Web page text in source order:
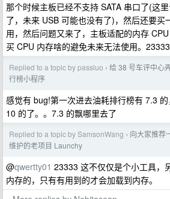
那个时候主板已经不支持 SATA 串口了(这
了，未来 USB 可能也没有了)，然后还要买
用，然后问题又来了，主板适配的内存
买 CPU 内存啥的避免未来无法使用。
Replied to a topic by passluo › 给 38 号车评中心
行榜小程序
感觉有 bug!第一次进去油耗排行榜有 7.3
10 的了。。7.3 的飘哪里去了
Replied to a topic by SamsonWang › 向大家推荐
维护的老项目 Launchy
@qwertty01 23333 这不仅仅是个小工具，
内存的，只有有用到的才会加载到内存。